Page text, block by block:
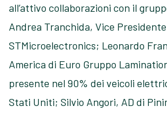
all’attivo collaborazioni con il
Andrea Tranchida, Vice
STMicroelectronics; Leonardo
America di Euro Gruppo
presente nel 90% dei veicoli
Stati Uniti; Silvio Angori, AD di